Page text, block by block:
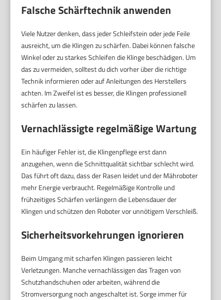
Falsche Schärftechnik anwenden
Viele Nutzer denken, dass jeder Schleifstein oder jede Feile
ausreicht, um die Klingen zu schärfen. Dabei können falsche
Winkel oder zu starkes Schleifen die Klinge beschädigen. Um
das zu vermeiden, solltest du dich vorher über die richtige
Technik informieren oder auf Anleitungen des Herstellers
achten. Im Zweifel ist es besser, die Klingen professionell
schärfen zu lassen.
Vernachlässigte regelmäßige Wartung
Ein häufiger Fehler ist, die Klingenpflege erst dann
anzugehen, wenn die Schnittqualität sichtbar schlecht wird.
Das führt oft dazu, dass der Rasen leidet und der Mähroboter
mehr Energie verbraucht. Regelmäßige Kontrolle und
frühzeitiges Schärfen verlängern die Lebensdauer der
Klingen und schützen den Roboter vor unnötigem Verschleiß.
Sicherheitsvorkehrungen ignorieren
Beim Umgang mit scharfen Klingen passieren leicht
Verletzungen. Manche vernachlässigen das Tragen von
Schutzhandschuhen oder arbeiten, während die
Stromversorgung noch angeschaltet ist. Sorge immer für